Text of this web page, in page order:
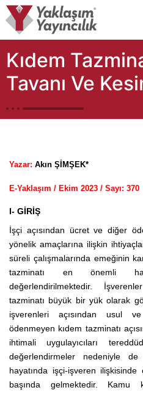
Kıdem
Tavanı Ve
Yazar: Akın ŞİMŞEK*
E-Yaklaşım / Ekim 2023 / Sayı: 370
I- GİRİŞ
İşçi açısından ücret ve diğer
yönelik amaçlarına ilişkin
süreli çalışmalarında emeğinin
tazminatı en önemli
değerlendirilmektedir.
tazminatı büyük bir yük olarak
işverenleri açısından usul
ödenmeyen kıdem tazminatı
ihtimali uygulayıcıları
değerlendirmeler nedeniyle de
hayatında işçi-işveren ilişkisinde
başında gelmektedir. Kamu